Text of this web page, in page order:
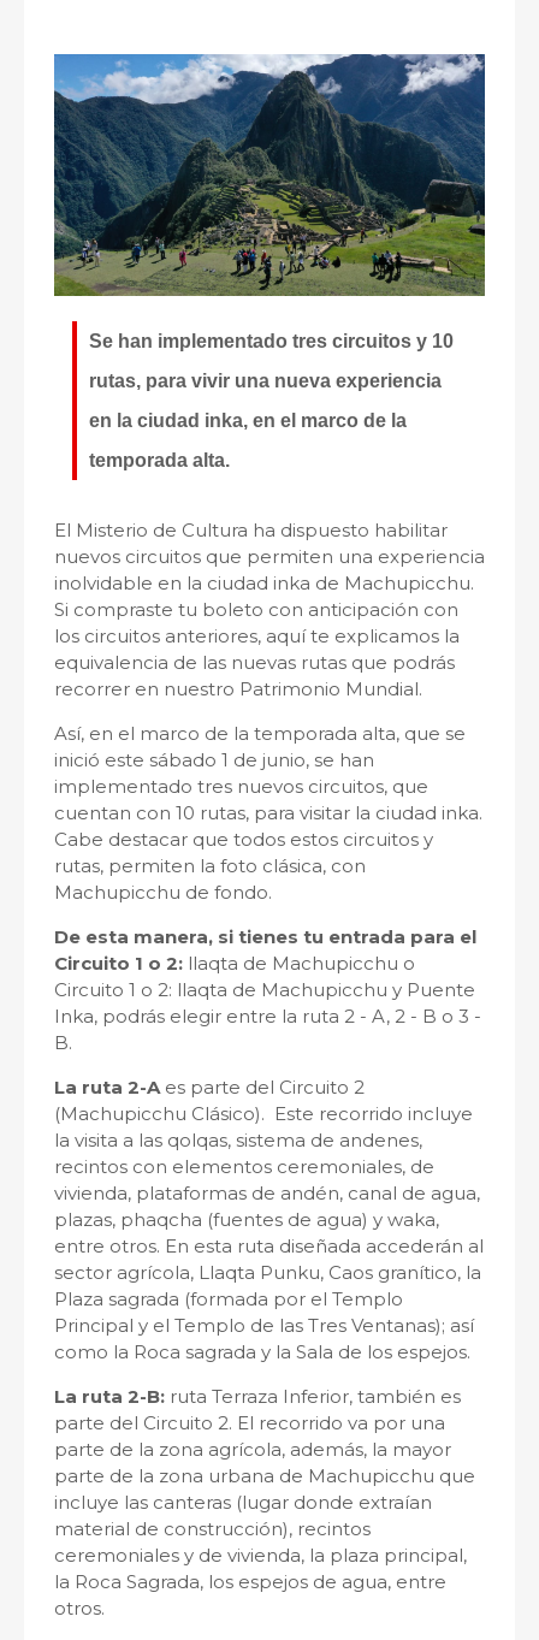
Se han implementado tres circuitos y 10
rutas, para vivir una nueva experiencia
en la ciudad inka, en el marco de la
temporada alta.
El Misterio de Cultura ha dispuesto habilitar
nuevos circuitos que permiten una experiencia
inolvidable en la ciudad inka de Machupicchu.
Si compraste tu boleto con anticipación con
los circuitos anteriores, aquí te explicamos la
equivalencia de las nuevas rutas que podrás
recorrer en nuestro Patrimonio Mundial.
Así, en el marco de la temporada alta, que se
inició este sábado 1 de junio, se han
implementado tres nuevos circuitos, que
cuentan con 10 rutas, para visitar la ciudad inka.
Cabe destacar que todos estos circuitos y
rutas, permiten la foto clásica, con
Machupicchu de fondo.
De esta manera, si tienes tu entrada para el
Circuito 1 o 2: llaqta de Machupicchu o
Circuito 1 o 2: llaqta de Machupicchu y Puente
Inka, podrás elegir entre la ruta 2 - A, 2 - B o 3 -
B.
La ruta 2-Aes parte del Circuito 2
(Machupicchu Clásico). Este recorrido incluye
la visita a las qolqas, sistema de andenes,
recintos con elementos ceremoniales, de
vivienda, plataformas de andén, canal de agua,
plazas, phaqcha (fuentes de agua) y waka,
entre otros. En esta ruta diseñada accederán al
sector agrícola, Llaqta Punku, Caos granítico, la
Plaza sagrada (formada por el Templo
Principal y el Templo de las Tres Ventanas); así
como la Roca sagrada y la Sala de los espejos.
La ruta 2-B: ruta Terraza Inferior, también es
parte del Circuito 2. El recorrido va por una
parte de la zona agrícola, además, la mayor
parte de la zona urbana de Machupicchu que
incluye las canteras (lugar donde extraían
material de construcción), recintos
ceremoniales y de vivienda, la plaza principal,
la Roca Sagrada, los espejos de agua, entre
otros.